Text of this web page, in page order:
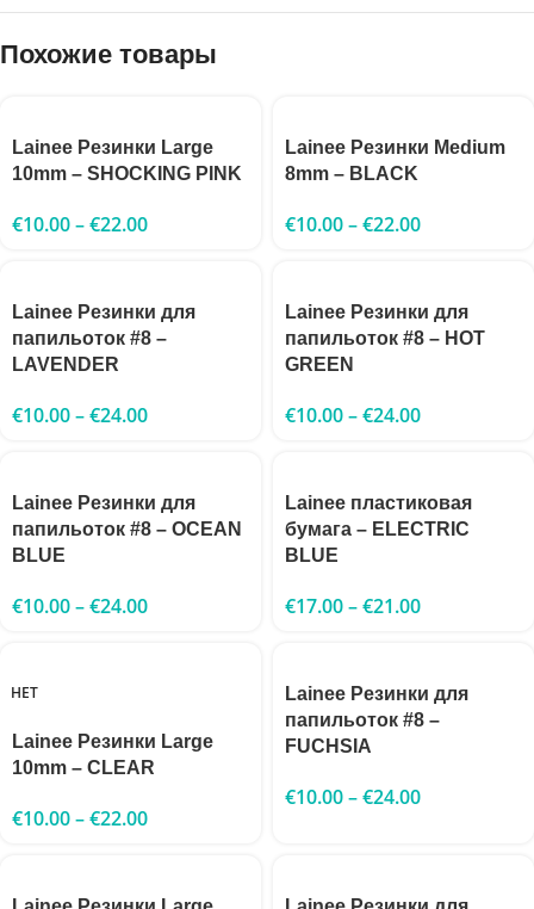
Похожие товары
Lainee Резинки Large
10mm – SHOCKING PINK
€10.00–€22.00
Lainee Резинки Medium
8mm – BLACK
€10.00–€22.00
Lainee Резинки для
папильоток #8 –
LAVENDER
€10.00–€24.00
Lainee Резинки для
папильоток #8 – HOT
GREEN
€10.00–€24.00
Lainee Резинки для
папильоток #8 – OCEAN
BLUE
€10.00–€24.00
Lainee пластиковая
бумага – ELECTRIC
BLUE
€17.00–€21.00
НЕТ
Lainee Резинки Large
10mm – CLEAR
€10.00–€22.00
Lainee Резинки для
папильоток #8 –
FUCHSIA
€10.00–€24.00